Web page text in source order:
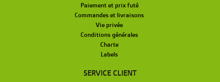
Paiement et prix futé
Commandes et livraisons
Vie privée
Conditions générales
Charte
Labels
SERVICE CLIENT